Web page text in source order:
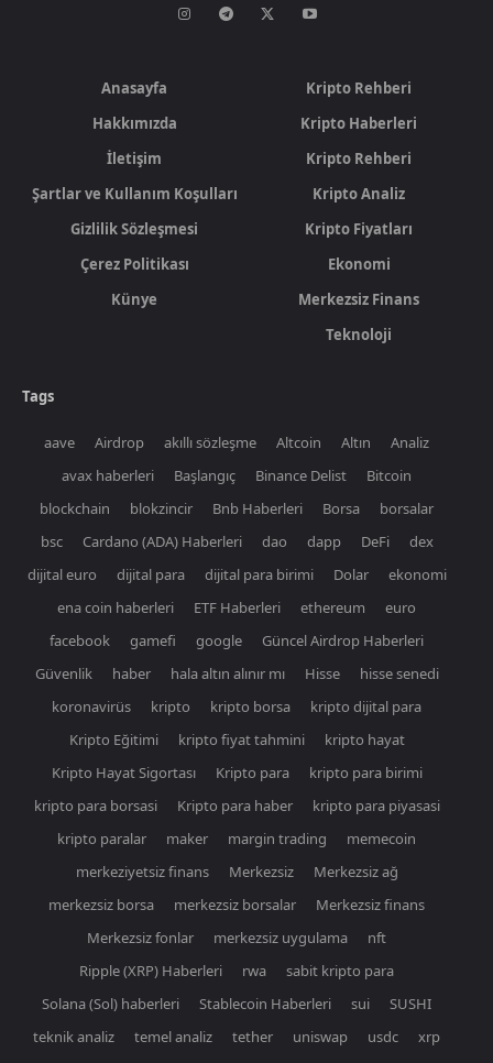
Anasayfa
Hakkımızda
İletişim
Şartlar ve Kullanım Koşulları
Gizlilik Sözleşmesi
Çerez Politikası
Künye
Kripto Rehberi
Kripto Haberleri
Kripto Rehberi
Kripto Analiz
Kripto Fiyatları
Ekonomi
Merkezsiz Finans
Teknoloji
Tags
aave Airdrop akıllı sözleşme Altcoin Altın
Analiz
avax haberleri
Başlangıç Binance Delist
Bitcoin
blockchain
blokzincir Bnb Haberleri Borsa
borsalar
bsc
Cardano (ADA) Haberleri dao dapp DeFi
dex
dijital euro
dijital para dijital para birimi Dolar
ekonomi
ena coin haberleri
ETF Haberleri ethereum
euro
facebook
gamefi google
Güncel Airdrop Haberleri
Güvenlik
haber hala altın alınır mı Hisse
hisse senedi
koronavirüs
kripto kripto borsa
kripto dijital para
Kripto Eğitimi
kripto fiyat tahmini
kripto hayat
Kripto Hayat Sigortası
Kripto para
kripto para birimi
kripto para borsasi
Kripto para haber
kripto para piyasasi
kripto paralar
maker margin trading
memecoin
merkeziyetsiz finans
Merkezsiz
Merkezsiz ağ
merkezsiz borsa
merkezsiz borsalar
Merkezsiz finans
Merkezsiz fonlar
merkezsiz uygulama
nft
Ripple (XRP) Haberleri
rwa
sabit kripto para
Solana (Sol) haberleri
Stablecoin Haberleri sui
SUSHI
teknik analiz
temel analiz tether uniswap usdc
xrp